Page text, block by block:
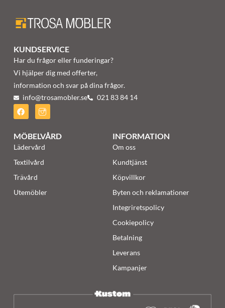
KUNDSERVICE
Har du frågor eller funderingar?
Vi hjälper dig med offerter,
information och svar på dina frågor.
info@trosamobler.se 021 83 84 14
MÖBELVÅRD
Lädervård
Textilvård
Trävård
Utemöbler
INFORMATION
Om oss
Kundtjänst
Köpvillkor
Byten och reklamationer
Integriretspolicy
Cookiepolicy
Betalning
Leverans
Kampanjer